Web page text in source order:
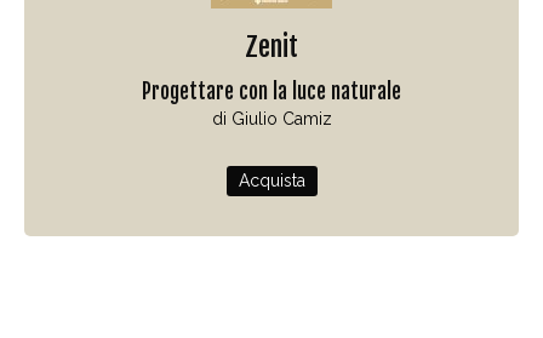
Zenit
Progettare con la luce naturale
di Giulio Camiz
Acquista